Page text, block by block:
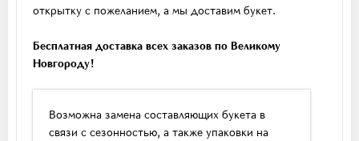
открытку с пожеланием, а мы доставим букет.
Бесплатная доставка всех заказов по Великому
Новгороду!
Возможна замена составляющих букета в
связи с сезонностью, а также упаковки на